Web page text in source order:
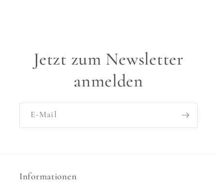
Jetzt zum Newsletter
anmelden
E-Mail
Informationen